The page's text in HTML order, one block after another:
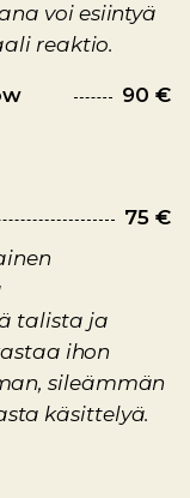
voi esiintyä
reaktio.
90 €
75 €
talista ja
ihon
sileämmän
käsittelyä.